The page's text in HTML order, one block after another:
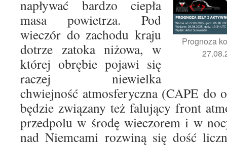
Prognoza
napływać bardzo ciepła
masa powietrza. Pod
wieczór do zachodu kraju
dotrze zatoka niżowa, w
której obrębie pojawi się
raczej niewielka
chwiejność atmosferyczna (CAPE do
będzie związany też falujący front
przedpolu w środę wieczorem i w
nad Niemcami rozwiną się dość